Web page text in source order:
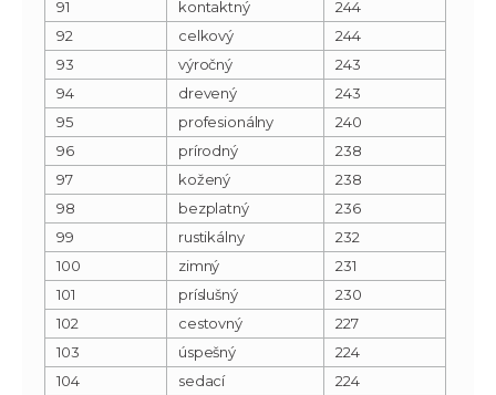
91 kontaktný
244
92
celkový
244
93
výročný
243
94
drevený
243
95
profesionálny
240
96
prírodný
238
97
kožený
238
98
bezplatný
236
99
rustikálny
232
100
zimný
231
101
príslušný
230
102
cestovný
227
103
úspešný
224
104
sedací
224